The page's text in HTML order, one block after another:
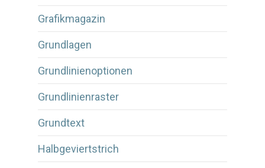
Grafikmagazin
Grundlagen
Grundlinienoptionen
Grundlinienraster
Grundtext
Halbgeviertstrich